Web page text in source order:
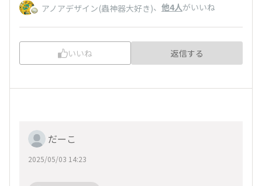
アノアデザイン(蟲神器大好き)、 他4人がいいね
いいね 返信する
だーこ
2025/05/03 14:23